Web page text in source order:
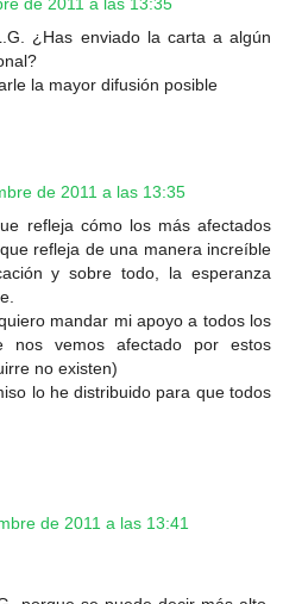
¿Has enviado la carta a algún
la mayor difusión posible
de 2011 a las 13:35
refleja cómo los más afectados
refleja de una manera increíble
y sobre todo, la esperanza
mandar mi apoyo a todos los
nos vemos afectado por estos
no existen)
lo he distribuido para que todos
de 2011 a las 13:41